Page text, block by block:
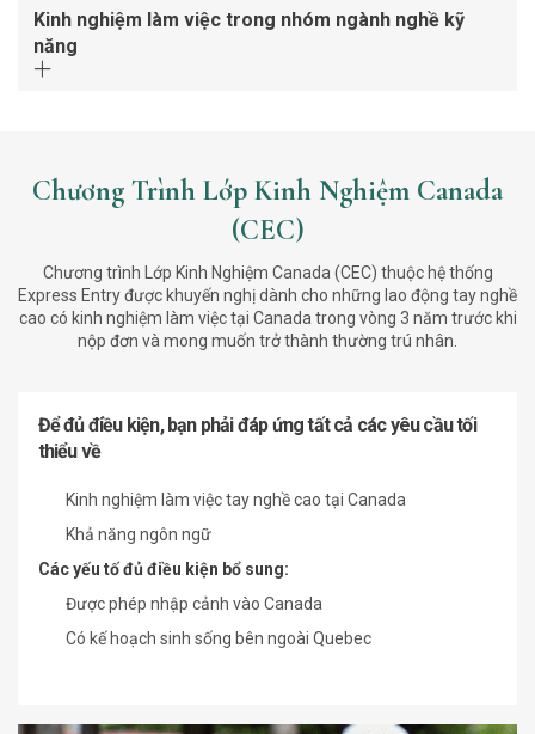
Kinh nghiệm làm việc trong nhóm ngành nghề kỹ
năng
Chương Trình Lớp Kinh Nghiệm Canada
(CEC)
Chương trình Lớp Kinh Nghiệm Canada (CEC) thuộc hệ thống
Express Entry được khuyến nghị dành cho những lao động tay nghề
cao có kinh nghiệm làm việc tại Canada trong vòng 3 năm trước khi
nộp đơn và mong muốn trở thành thường trú nhân.
Để đủ điều kiện, bạn phải đáp ứng tất cả các yêu cầu tối
thiểu về
Kinh nghiệm làm việc tay nghề cao tại Canada
Khả năng ngôn ngữ
Các yếu tố đủ điều kiện bổ sung:
Được phép nhập cảnh vào Canada
Có kế hoạch sinh sống bên ngoài Quebec